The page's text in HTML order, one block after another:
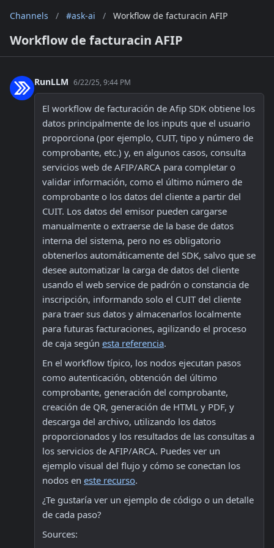
Channels / #ask-ai / Workflow de facturacin AFIP
Workflow de facturacin AFIP
RunLLM 6/22/25, 9:44 PM
El workflow de facturación de Afip SDK obtiene los
datos principalmente de los inputs que el usuario
proporciona (por ejemplo, CUIT, tipo y número de
comprobante, etc.) y, en algunos casos, consulta
servicios web de AFIP/ARCA para completar o
validar información, como el último número de
comprobante o los datos del cliente a partir del
CUIT. Los datos del emisor pueden cargarse
manualmente o extraerse de la base de datos
interna del sistema, pero no es obligatorio
obtenerlos automáticamente del SDK, salvo que se
desee automatizar la carga de datos del cliente
usando el web service de padrón o constancia de
inscripción, informando solo el CUIT del cliente
para traer sus datos y almacenarlos localmente
para futuras facturaciones, agilizando el proceso
de caja según esta referencia.
En el workflow típico, los nodos ejecutan pasos
como autenticación, obtención del último
comprobante, generación del comprobante,
creación de QR, generación de HTML y PDF, y
descarga del archivo, utilizando los datos
proporcionados y los resultados de las consultas a
los servicios de AFIP/ARCA. Puedes ver un
ejemplo visual del flujo y cómo se conectan los
nodos en este recurso.
¿Te gustaría ver un ejemplo de código o un detalle
de cada paso?
Sources: